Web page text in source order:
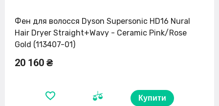
Фен для волосся Dyson Supersonic HD16 Nural
Hair Dryer Straight+Wavy - Ceramic Pink/Rose
Gold (113407-01)
20 160 ₴
Купити